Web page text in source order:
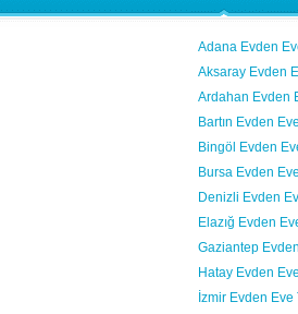
Adana Evden
Aksaray Evden
Ardahan Evden
Bartın Evden
Bingöl Evden
Bursa Evden
Denizli Evden
Elazığ Evden
Gaziantep
Hatay Evden
İzmir Evden Eve